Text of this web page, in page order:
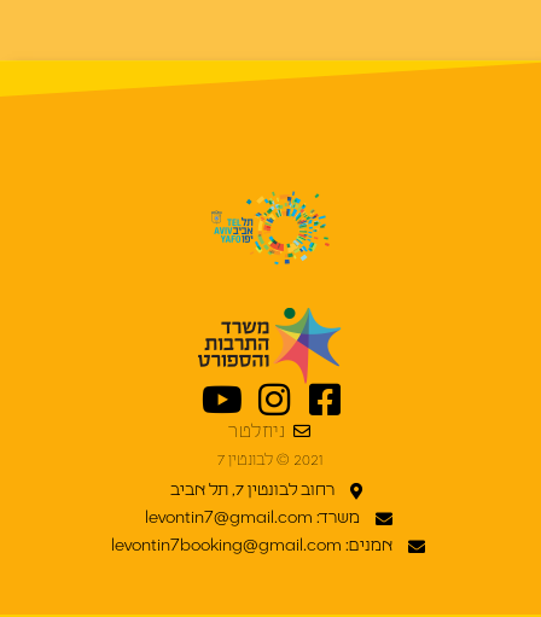
רחוב לבונטין 7, תל אביב
משרד: levontin7@gmail.com
אמנים: levontin7booking@gmail.com
ניוזלטר
2021 © לבונטין 7